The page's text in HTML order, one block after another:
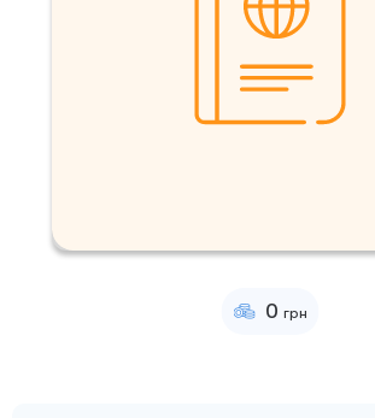
0 грн